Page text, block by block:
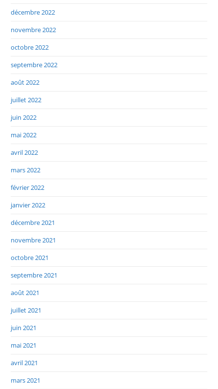
décembre 2022
novembre 2022
octobre 2022
septembre 2022
août 2022
juillet 2022
juin 2022
mai 2022
avril 2022
mars 2022
février 2022
janvier 2022
décembre 2021
novembre 2021
octobre 2021
septembre 2021
août 2021
juillet 2021
juin 2021
mai 2021
avril 2021
mars 2021